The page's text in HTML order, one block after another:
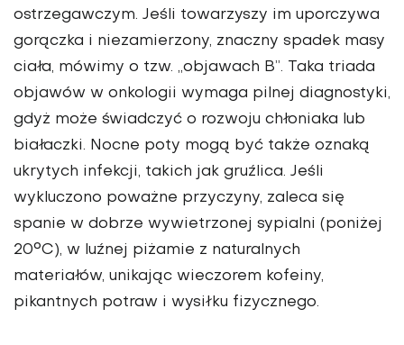
ostrzegawczym. Jeśli towarzyszy im uporczywa
gorączka i niezamierzony, znaczny spadek masy
ciała, mówimy o tzw. „objawach B”. Taka triada
objawów w onkologii wymaga pilnej diagnostyki,
gdyż może świadczyć o rozwoju chłoniaka lub
białaczki. Nocne poty mogą być także oznaką
ukrytych infekcji, takich jak gruźlica. Jeśli
wykluczono poważne przyczyny, zaleca się
spanie w dobrze wywietrzonej sypialni (poniżej
20°C), w luźnej piżamie z naturalnych
materiałów, unikając wieczorem kofeiny,
pikantnych potraw i wysiłku fizycznego.